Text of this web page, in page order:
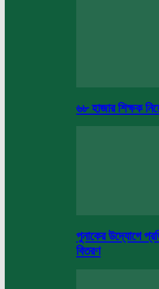
৬৮ হাজার শিক্ষক
পুনাকের উদ্যোগে
বিতরণ